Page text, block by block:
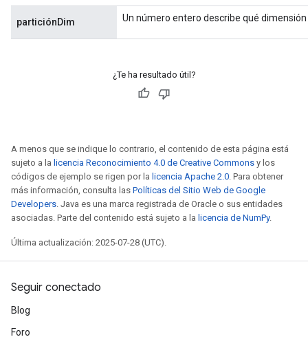
particiónDim Un número entero describe qué
¿Te ha resultado útil?
A menos que se indique lo contrario, el contenido de esta página está
sujeto a la licencia Reconocimiento 4.0 de Creative Commons y los
códigos de ejemplo se rigen por la licencia Apache 2.0. Para obtener
más información, consulta las Políticas del Sitio Web de Google
Developers. Java es una marca registrada de Oracle o sus entidades
asociadas. Parte del contenido está sujeto a la licencia de NumPy.
Última actualización: 2025-07-28 (UTC).
Seguir conectado
Blog
Foro